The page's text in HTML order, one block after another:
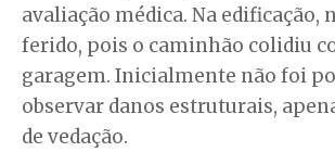
avaliação médica. Na edificação,
ferido, pois o caminhão colidiu
garagem. Inicialmente não foi
observar danos estruturais,
de vedação.